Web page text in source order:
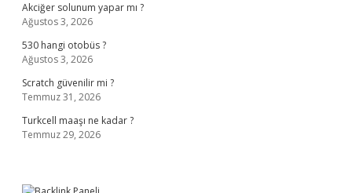
Akciğer solunum yapar mı ?
Ağustos 3, 2026
530 hangi otobüs ?
Ağustos 3, 2026
Scratch güvenilir mi ?
Temmuz 31, 2026
Turkcell maaşı ne kadar ?
Temmuz 29, 2026